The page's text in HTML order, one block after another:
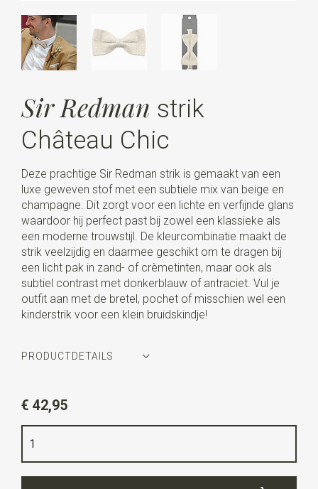
Sir Redman strik
Château Chic
Deze prachtige Sir Redman strik is gemaakt van een
luxe geweven stof met een subtiele mix van beige en
champagne. Dit zorgt voor een lichte en verfijnde glans
waardoor hij perfect past bij zowel een klassieke als
een moderne trouwstijl. De kleurcombinatie maakt de
strik veelzijdig en daarmee geschikt om te dragen bij
een licht pak in zand- of crèmetinten, maar ook als
subtiel contrast met donkerblauw of antraciet. Vul je
outfit aan met de bretel, pochet of misschien wel een
kinderstrik voor een klein bruidskindje!
PRODUCTDETAILS
beige
Kwaliteit
€ 42,95